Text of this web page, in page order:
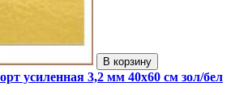
В корзину
усиленная 3,2 мм 40х60 см зол/бел